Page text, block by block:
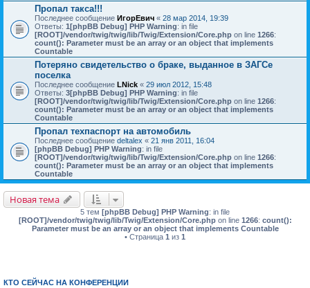
Пропал такса!!!
Последнее сообщение ИгорЕвич « 28 мар 2014, 19:39
Ответы: 1[phpBB Debug] PHP Warning: in file
[ROOT]/vendor/twig/twig/lib/Twig/Extension/Core.php on line 1266:
count(): Parameter must be an array or an object that implements
Countable
Потеряно свидетельство о браке, выданное в ЗАГСе
поселка
Последнее сообщение LNick « 29 июл 2012, 15:48
Ответы: 3[phpBB Debug] PHP Warning: in file
[ROOT]/vendor/twig/twig/lib/Twig/Extension/Core.php on line 1266:
count(): Parameter must be an array or an object that implements
Countable
Пропал техпаспорт на автомобиль
Последнее сообщение deltalex « 21 янв 2011, 16:04
[phpBB Debug] PHP Warning: in file
[ROOT]/vendor/twig/twig/lib/Twig/Extension/Core.php on line 1266:
count(): Parameter must be an array or an object that implements
Countable
Новая тема
5 тем [phpBB Debug] PHP Warning: in file
[ROOT]/vendor/twig/twig/lib/Twig/Extension/Core.phpon line 1266: count():
Parameter must be an array or an object that implements Countable
• Страница 1 из 1
КТО СЕЙЧАС НА КОНФЕРЕНЦИИ